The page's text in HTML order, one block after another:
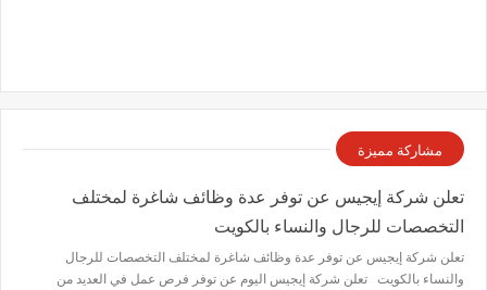
مشاركة مميزة
تعلن شركة إيجيس عن توفر عدة وظائف شاغرة لمختلف
التخصصات للرجال والنساء بالكويت
تعلن شركة إيجيس عن توفر عدة وظائف شاغرة لمختلف التخصصات للرجال
والنساء بالكويت تعلن شركة إيجيس اليوم عن توفر فرص عمل في العديد من